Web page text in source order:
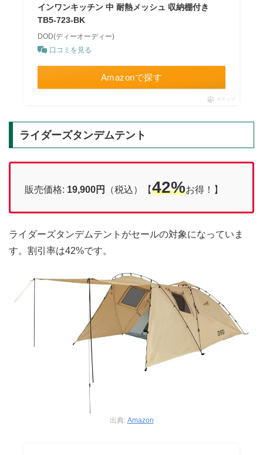
インワンキッチン 中 耐熱メッシュ 収納棚付き
TB5-723-BK
DOD(ディーオーディー)
口コミを見る
Amazonで探す
ポチップ
ライダーズタンデムテント
販売価格: 19,900円 （税込）【42%お得！】
ライダーズタンデムテントがセールの対象になっていま
す。割引率は42%です。
出典: Amazon